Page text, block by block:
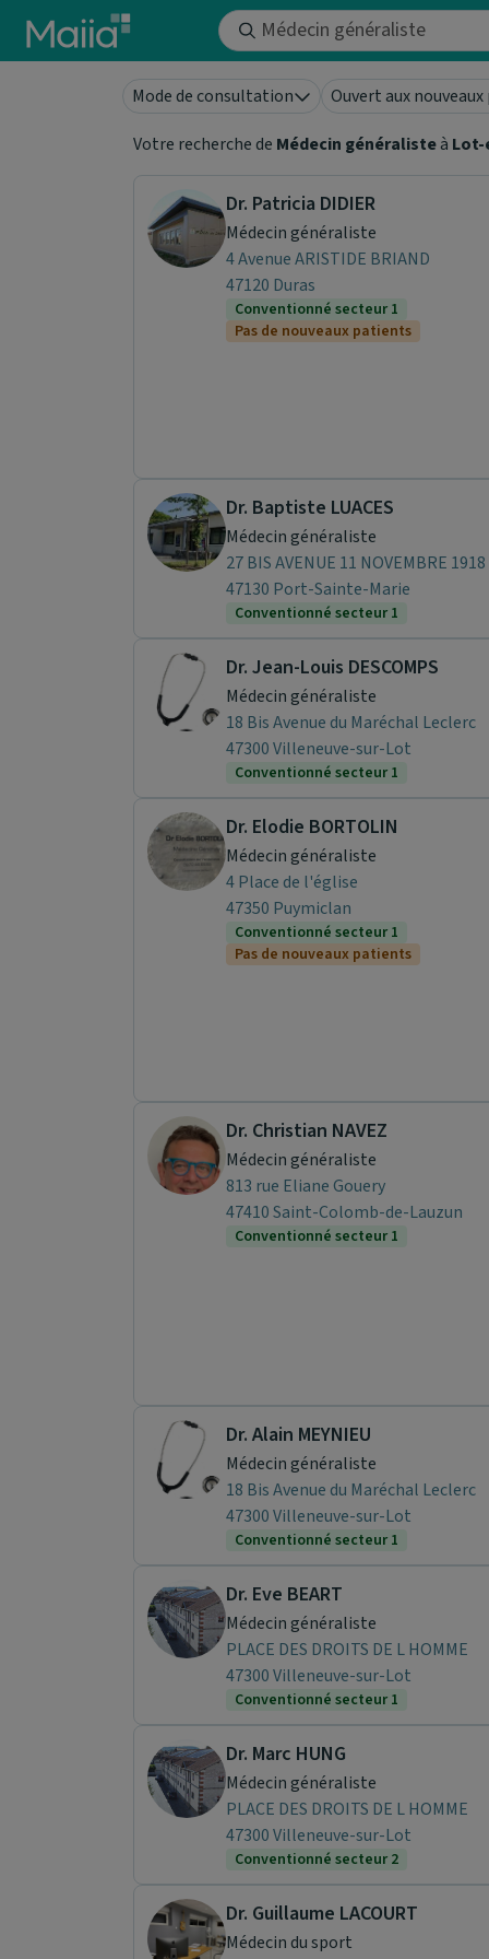
Aller au contenu principal
Mode de consultation Ouvert aux
Votre recherche de Médecin généralisteà Lot-
Dr. Patricia DIDIER
Médecin généraliste
4 Avenue ARISTIDE BRIAND
47120 Duras
Conventionné secteur 1
Pas de nouveaux patients
Dr. Baptiste LUACES
Médecin généraliste
27 BIS AVENUE 11 NOVEMBRE 1918
47130 Port-Sainte-Marie
Conventionné secteur 1
Dr. Jean-Louis DESCOMPS
Médecin généraliste
18 Bis Avenue du Maréchal Leclerc
47300 Villeneuve-sur-Lot
Conventionné secteur 1
Dr. Elodie BORTOLIN
Médecin généraliste
4 Place de l'église
47350 Puymiclan
Conventionné secteur 1
Pas de nouveaux patients
Dr. Christian NAVEZ
Médecin généraliste
813 rue Eliane Gouery
47410 Saint-Colomb-de-Lauzun
Conventionné secteur 1
Dr. Alain MEYNIEU
Médecin généraliste
18 Bis Avenue du Maréchal Leclerc
47300 Villeneuve-sur-Lot
Conventionné secteur 1
Dr. Eve BEART
Médecin généraliste
PLACE DES DROITS DE L HOMME
47300 Villeneuve-sur-Lot
Conventionné secteur 1
Dr. Marc HUNG
Médecin généraliste
PLACE DES DROITS DE L HOMME
47300 Villeneuve-sur-Lot
Conventionné secteur 2
Dr. Guillaume LACOURT
Médecin du sport